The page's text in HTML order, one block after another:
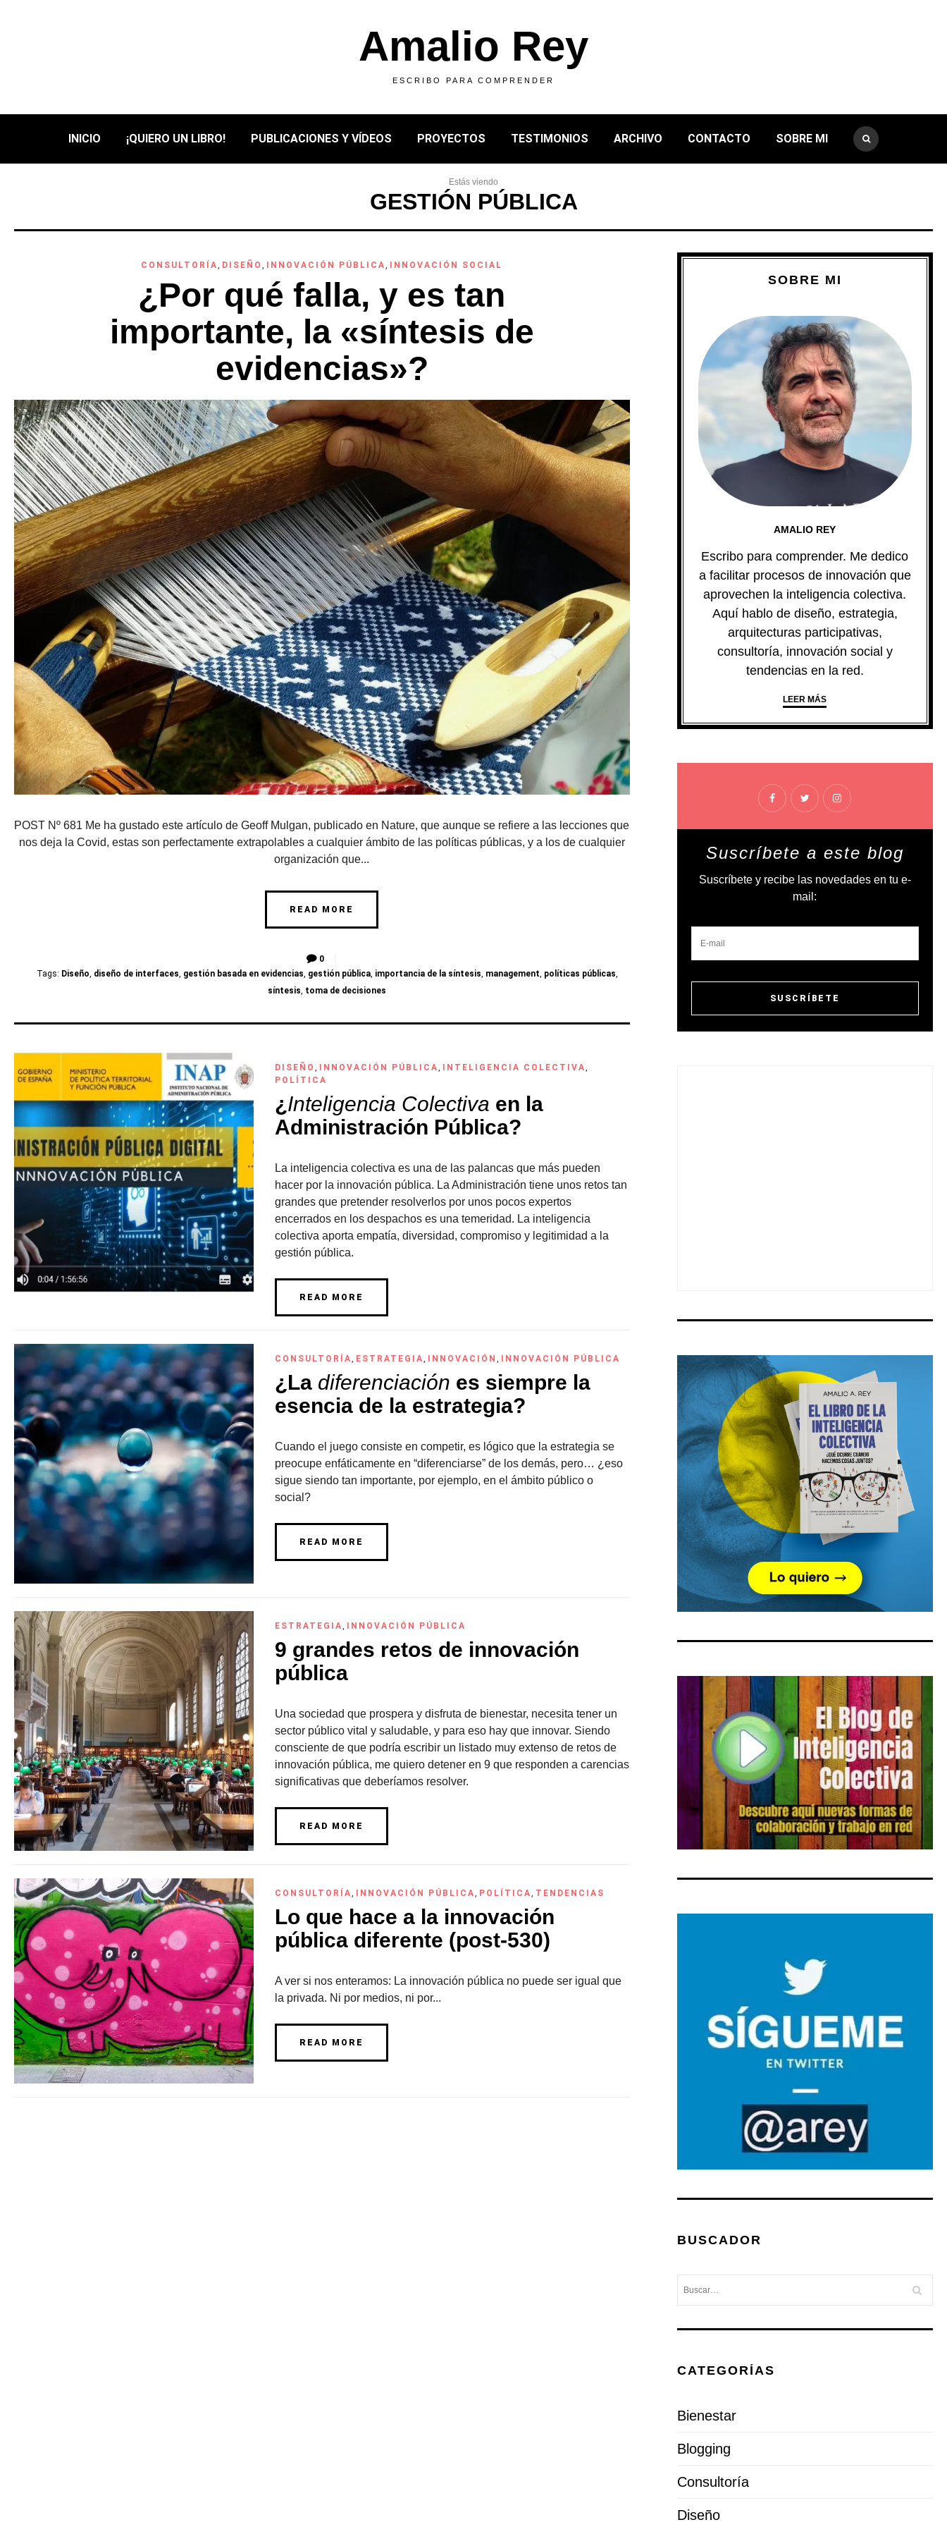
Amalio Rey
ESCRIBO PARA COMPRENDER
INICIO ¡QUIERO UN LIBRO! PUBLICACIONES Y VÍDEOS PROYECTOS TESTIMONIOS ARCHIVO CONTACTO SOBRE MI
Estás viendo
GESTIÓN PÚBLICA
CONSULTORÍA, DISEÑO, INNOVACIÓN PÚBLICA, INNOVACIÓN SOCIAL
¿Por qué falla, y es tan
importante, la «síntesis de
evidencias»?
POST Nº 681 Me ha gustado este artículo de Geoff Mulgan, publicado en Nature, que aunque se refiere a las lecciones que
nos deja la Covid, estas son perfectamente extrapolables a cualquier ámbito de las políticas públicas, y a los de cualquier
organización que...
READ MORE
0
Tags: Diseño, diseño de interfaces, gestión basada en evidencias, gestión pública, importancia de la síntesis, management, políticas públicas,
síntesis, toma de decisiones
DISEÑO , INNOVACIÓN PÚBLICA, INTELIGENCIA COLECTIVA,
POLÍTICA
¿ Inteligencia Colectiva en la
Administración Pública?
La inteligencia colectiva es una de las palancas que más pueden
hacer por la innovación pública. La Administración tiene unos retos tan
grandes que pretender resolverlos por unos pocos expertos
encerrados en los despachos es una temeridad. La inteligencia
colectiva aporta empatía, diversidad, compromiso y legitimidad a la
gestión pública.
READ MORE
CONSULTORÍA, ESTRATEGIA, INNOVACIÓN , INNOVACIÓN PÚBLICA
¿La diferenciación es siempre la
esencia de la estrategia?
Cuando el juego consiste en competir, es lógico que la estrategia se
preocupe enfáticamente en “diferenciarse” de los demás, pero… ¿eso
sigue siendo tan importante, por ejemplo, en el ámbito público o
social?
READ MORE
ESTRATEGIA, INNOVACIÓN PÚBLICA
9 grandes retos de innovación
pública
Una sociedad que prospera y disfruta de bienestar, necesita tener un
sector público vital y saludable, y para eso hay que innovar. Siendo
consciente de que podría escribir un listado muy extenso de retos de
innovación pública, me quiero detener en 9 que responden a carencias
significativas que deberíamos resolver.
READ MORE
CONSULTORÍA, INNOVACIÓN PÚBLICA, POLÍTICA, TENDENCIAS
Lo que hace a la innovación
pública diferente (post-530)
A ver si nos enteramos: La innovación pública no puede ser igual que
la privada. Ni por medios, ni por...
READ MORE
SOBRE MI
AMALIO REY
Escribo para comprender. Me dedico
a facilitar procesos de innovación que
aprovechen la inteligencia colectiva.
Aquí hablo de diseño, estrategia,
arquitecturas participativas,
consultoría, innovación social y
tendencias en la red.
LEER MÁS
Suscríbete a este blog
Suscríbete y recibe las novedades en tu e-
mail:
BUSCADOR
CATEGORÍAS
Bienestar
Blogging
Consultoría
Diseño